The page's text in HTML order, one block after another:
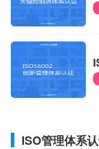
ISO管理体系